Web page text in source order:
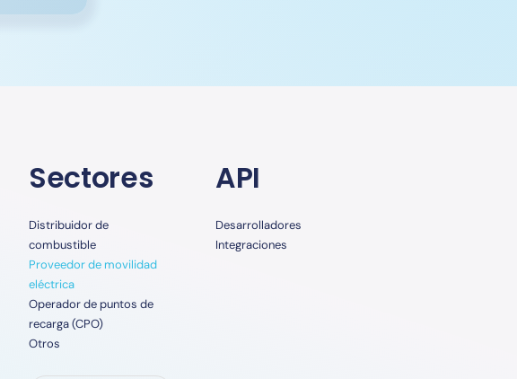
Sectores
Distribuidor de
combustible
Proveedor de movilidad
eléctrica
Operador de puntos de
recarga (CPO)
Otros
API
Desarrolladores
Integraciones